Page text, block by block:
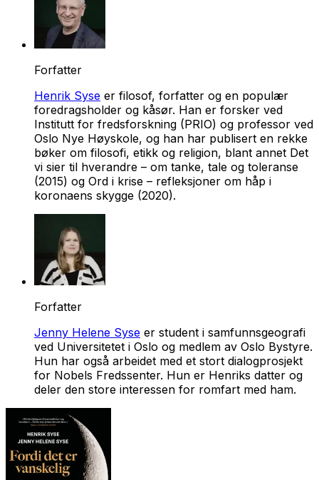
Forfatter
Henrik Syse er filosof, forfatter og en populær
foredragsholder og kåsør. Han er forsker ved
Institutt for fredsforskning (PRIO) og professor ved
Oslo Nye Høyskole, og han har publisert en rekke
bøker om filosofi, etikk og religion, blant annet Det
vi sier til hverandre – om tanke, tale og toleranse
(2015) og Ord i krise – refleksjoner om håp i
koronaens skygge (2020).
Forfatter
Jenny Helene Syse er student i samfunnsgeografi
ved Universitetet i Oslo og medlem av Oslo Bystyre.
Hun har også arbeidet med et stort dialogprosjekt
for Nobels Fredssenter. Hun er Henriks datter og
deler den store interessen for romfart med ham.